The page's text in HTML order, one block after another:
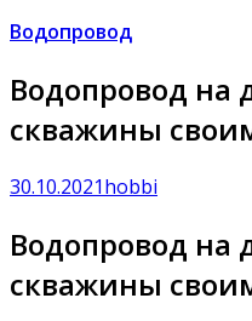
Водопровод
Водопровод на
скважины
30.10.2021hobbi
Водопровод на
скважины